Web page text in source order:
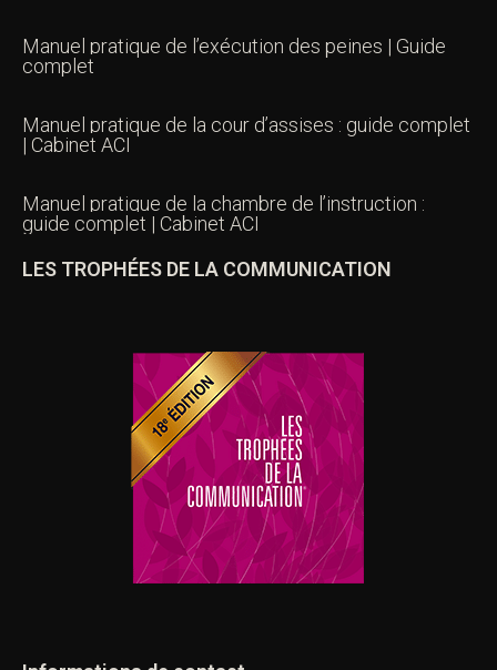
Manuel pratique de l’exécution des peines | Guide
complet
Manuel pratique de la cour d’assises : guide complet
| Cabinet ACI
Manuel pratique de la chambre de l’instruction :
guide complet | Cabinet ACI
LES TROPHÉES DE LA COMMUNICATION